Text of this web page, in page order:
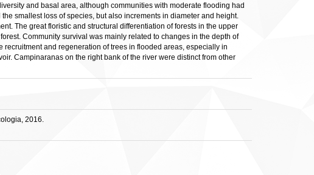
and basal area, although communities with moderate flooding had
smallest loss of species, but also increments in diameter and height.
The great floristic and structural differentiation of forests in the upper
Community survival was mainly related to changes in the depth of
and regeneration of trees in flooded areas, especially in
Campinaranas on the right bank of the river were distinct from other
2016.